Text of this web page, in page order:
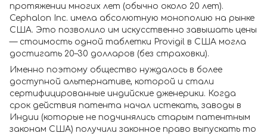
протяжении многих лет (обычно около 20 лет).
Cephalon Inc. имела абсолютную монополию на рынке
США. Это позволило им искусственно завышать цены
— стоимость одной таблетки Provigil в США могла
достигать 20–30 долларов (без страховки).
Именно поэтому общество нуждалось в более
доступной альтернативе, которой и стали
сертифицированные индийские дженерики. Когда
срок действия патента начал истекать, заводы в
Индии (которые не подчинялись старым патентным
законам США) получили законное право выпускать то